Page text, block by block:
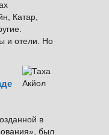
Катар,
и отели. Но
в
был